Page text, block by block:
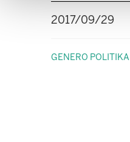
2017/09/29
GENERO POLITIKA